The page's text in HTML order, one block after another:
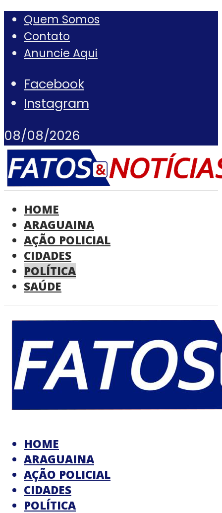
Quem Somos
Contato
Anuncie Aqui
Facebook
Instagram
08/08/2026
HOME
ARAGUAINA
AÇÃO POLICIAL
CIDADES
POLÍTICA
SAÚDE
HOME
ARAGUAINA
AÇÃO POLICIAL
CIDADES
POLÍTICA